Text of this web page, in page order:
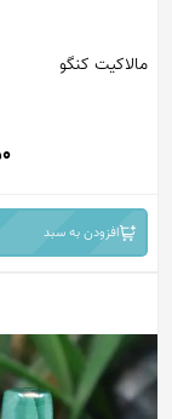
مالاکیت کنگو
افزودن به سبد